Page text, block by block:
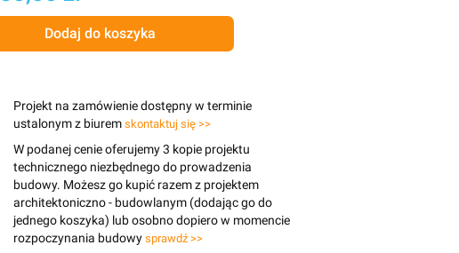
Dodaj do koszyka
Projekt na zamówienie dostępny w terminie
ustalonym z biurem skontaktuj się >>
W podanej cenie oferujemy 3 kopie projektu
technicznego niezbędnego do prowadzenia
budowy. Możesz go kupić razem z projektem
architektoniczno - budowlanym (dodając go do
jednego koszyka) lub osobno dopiero w momencie
rozpoczynania budowy sprawdź >>